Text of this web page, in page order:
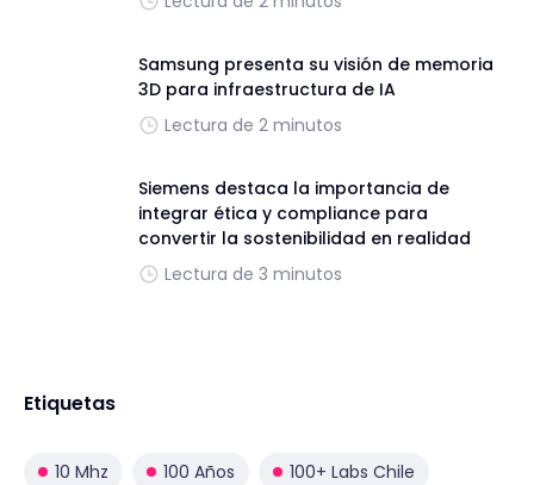
Samsung presenta su visión de memoria
3D para infraestructura de IA
Lectura de 2 minutos
Siemens destaca la importancia de
integrar ética y compliance para
convertir la sostenibilidad en realidad
Lectura de 3 minutos
Etiquetas
10 Mhz 100 Años 100+ Labs Chile